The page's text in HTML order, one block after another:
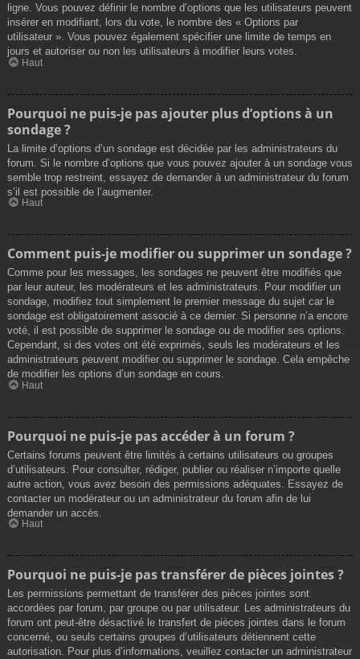
ligne. Vous pouvez définir le nombre d’options que les utilisateurs peuvent
insérer en modifiant, lors du vote, le nombre des « Options par
utilisateur ». Vous pouvez également spécifier une limite de temps en
jours et autoriser ou non les utilisateurs à modifier leurs votes.
Haut
Pourquoi ne puis-je pas ajouter plus d’options à un
sondage ?
La limite d’options d’un sondage est décidée par les administrateurs du
forum. Si le nombre d’options que vous pouvez ajouter à un sondage vous
semble trop restreint, essayez de demander à un administrateur du forum
s’il est possible de l’augmenter.
Haut
Comment puis-je modifier ou supprimer un sondage ?
Comme pour les messages, les sondages ne peuvent être modifiés que
par leur auteur, les modérateurs et les administrateurs. Pour modifier un
sondage, modifiez tout simplement le premier message du sujet car le
sondage est obligatoirement associé à ce dernier. Si personne n’a encore
voté, il est possible de supprimer le sondage ou de modifier ses options.
Cependant, si des votes ont été exprimés, seuls les modérateurs et les
administrateurs peuvent modifier ou supprimer le sondage. Cela empêche
de modifier les options d’un sondage en cours.
Haut
Pourquoi ne puis-je pas accéder à un forum ?
Certains forums peuvent être limités à certains utilisateurs ou groupes
d’utilisateurs. Pour consulter, rédiger, publier ou réaliser n’importe quelle
autre action, vous avez besoin des permissions adéquates. Essayez de
contacter un modérateur ou un administrateur du forum afin de lui
demander un accès.
Haut
Pourquoi ne puis-je pas transférer de pièces jointes ?
Les permissions permettant de transférer des pièces jointes sont
accordées par forum, par groupe ou par utilisateur. Les administrateurs du
forum ont peut-être désactivé le transfert de pièces jointes dans le forum
concerné, ou seuls certains groupes d’utilisateurs détiennent cette
autorisation. Pour plus d’informations, veuillez contacter un administrateur